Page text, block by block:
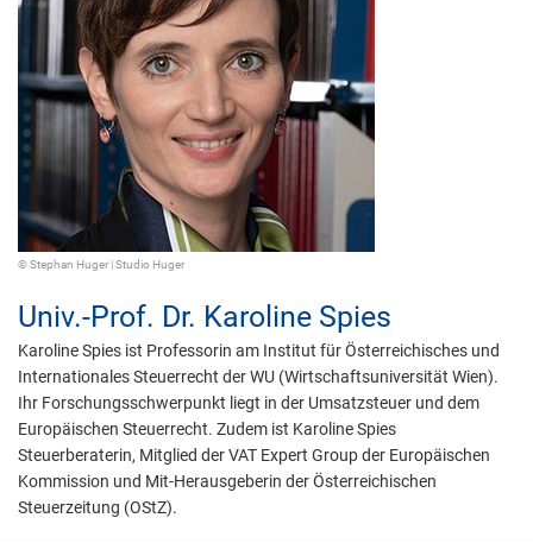
© Stephan Huger | Studio Huger
Univ.-Prof. Dr. Karoline Spies
Karoline Spies ist Professorin am Institut für Österreichisches und
Internationales Steuerrecht der WU (Wirtschaftsuniversität Wien).
Ihr Forschungsschwerpunkt liegt in der Umsatzsteuer und dem
Europäischen Steuerrecht. Zudem ist Karoline Spies
Steuerberaterin, Mitglied der VAT Expert Group der Europäischen
Kommission und Mit-Herausgeberin der Österreichischen
Steuerzeitung (OStZ).